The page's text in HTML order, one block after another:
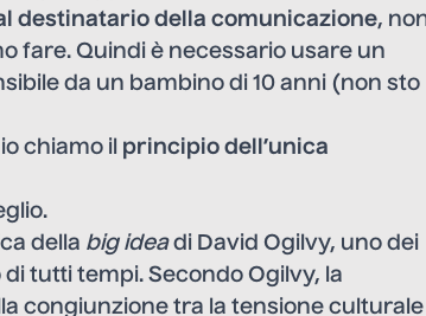
destinatario della comunicazione,
fare. Quindi è necessario usare un
da un bambino di 10 anni (non sto
chiamo il principio dell’unica
della big ideadi David Ogilvy, uno dei
tutti tempi. Secondo Ogilvy, la
congiunzione tra la tensione culturale